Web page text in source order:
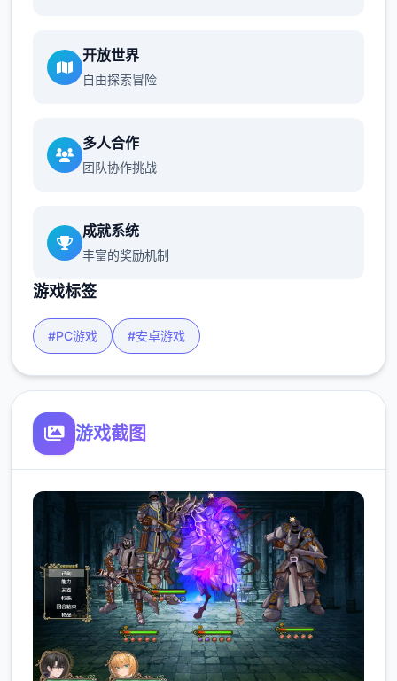
开放世界
自由探索冒险
多人合作
团队协作挑战
成就系统
丰富的奖励机制
游戏标签
#PC游戏 #安卓游戏
游戏截图